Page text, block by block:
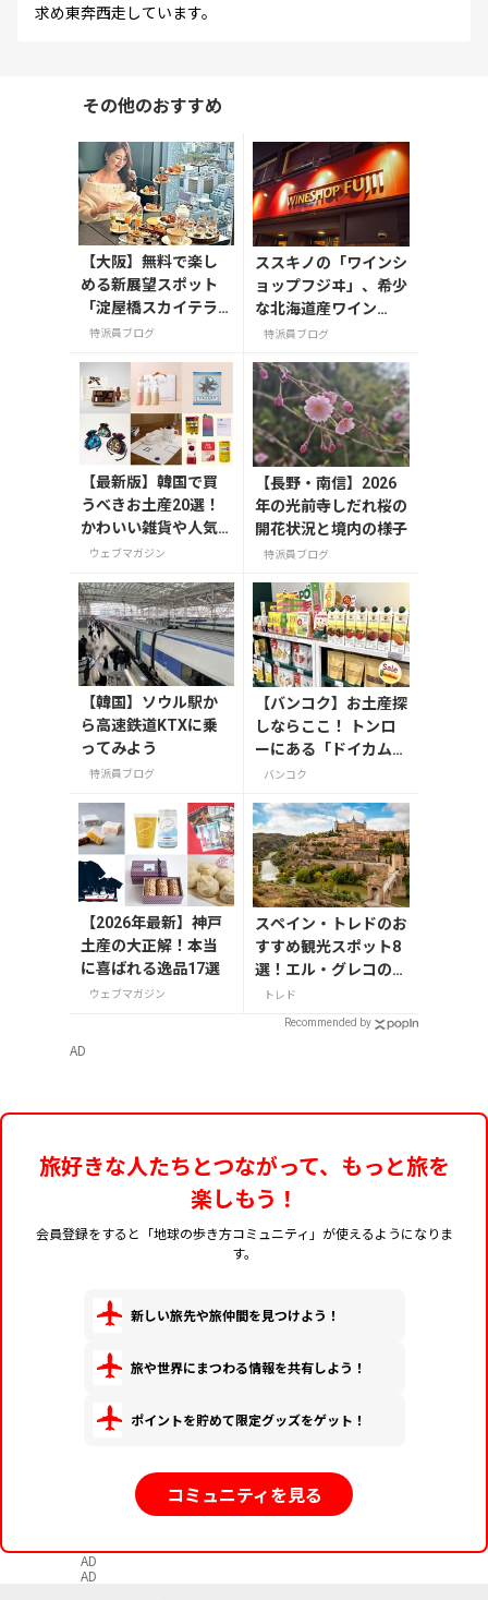
求め東奔西走しています。
その他のおすすめ
【大阪】無料で楽し
める新展望スポット
「淀屋橋スカイテラ
ス」と30階アフタヌ
特派員ブログ
ススキノの「ワインシ
ョップフジヰ」、希少
な北海道産ワイン
も”立ち飲みBar”で！
特派員ブログ
【最新版】韓国で買
うべきお土産20選！
かわいい雑貨や人気
コスメを紹介
ウェブマガジン
【長野・南信】2026
年の光前寺しだれ桜の
開花状況と境内の様子
特派員ブログ
【韓国】ソウル駅か
ら高速鉄道KTXに乗
ってみよう
特派員ブログ
【バンコク】お土産探
しならここ！ トンロ
ーにある「ドイカム」
の専門店へ
バンコク
【2026年最新】神戸
土産の大正解！本当
に喜ばれる逸品17選
ウェブマガジン
スペイン・トレドのお
すすめ観光スポット8
選！エル・グレコの傑
作や古都の魅力を満喫
トレド
Recommended by
AD
旅好きな人たちとつながって、もっと旅を
楽しもう！
会員登録をすると「地球の歩き方コミュニティ」が使えるようになりま
す。
新しい旅先や旅仲間を見つけよう！
旅や世界にまつわる情報を共有しよう！
ポイントを貯めて限定グッズをゲット！
コミュニティを見る
AD
AD